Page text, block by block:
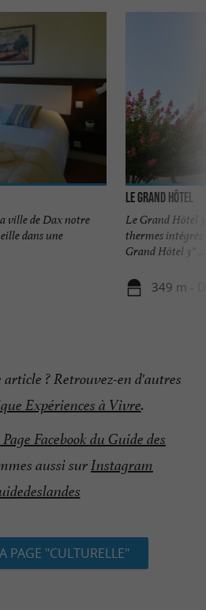
ville de Dax notre
dans une
Le Grand Hôtel
Le Grand Hôtel
thermes
Grand Hôtel 3* ...
349 m -
article ? Retrouvez-en d'autres
Expériences à Vivre.
Facebook du Guide des
aussi surInstagram
PAGE "CULTURELLE"